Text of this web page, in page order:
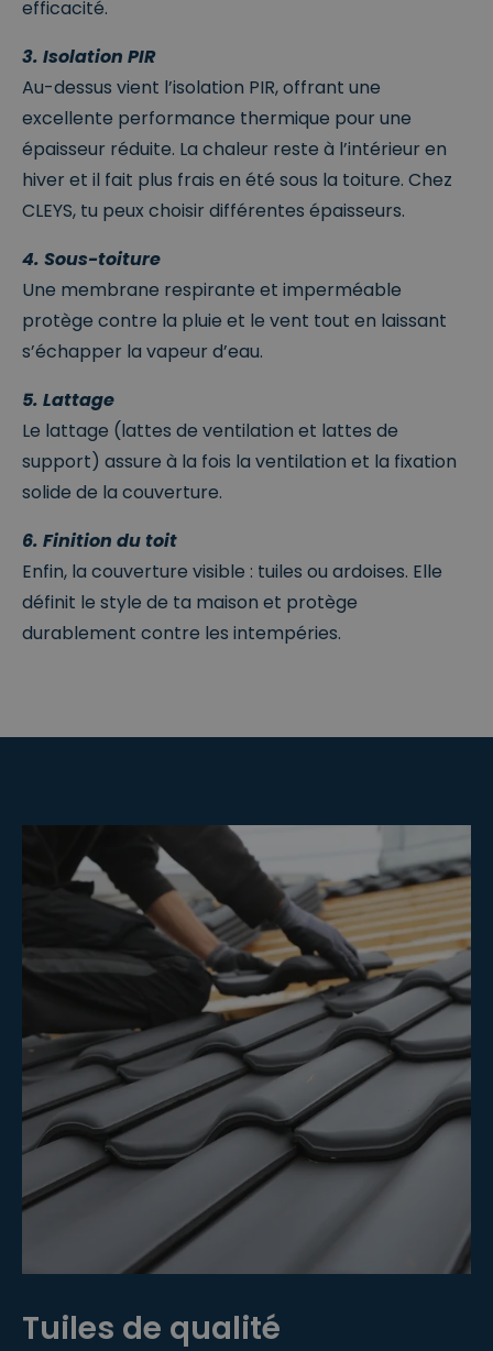
efficacité.
3. Isolation PIR
Au-dessus vient l’isolation PIR, offrant une
excellente performance thermique pour une
épaisseur réduite. La chaleur reste à l’intérieur en
hiver et il fait plus frais en été sous la toiture. Chez
CLEYS, tu peux choisir différentes épaisseurs.
4. Sous-toiture
Une membrane respirante et imperméable
protège contre la pluie et le vent tout en laissant
s’échapper la vapeur d’eau.
5. Lattage
Le lattage (lattes de ventilation et lattes de
support) assure à la fois la ventilation et la fixation
solide de la couverture.
6. Finition du toit
Enfin, la couverture visible : tuiles ou ardoises. Elle
définit le style de ta maison et protège
durablement contre les intempéries.
Tuiles de qualité